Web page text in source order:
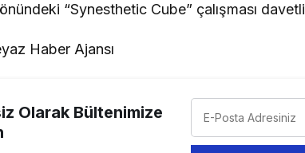
“Synesthetic Cube” çalışması
Haber Ajansı
Olarak Bültenimize